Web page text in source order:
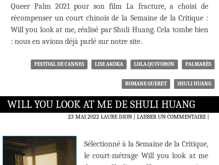
Queer Palm 2021 pour son film La fracture, a choisi de
récompenser un court chinois de la Semaine de la Critique :
Will you look at me, réalisé par Shuli Huang. Cela tombe bien
: nous en avions déjà parlé sur notre site.
FESTIVAL DE CANNES LISE AKOKA LOLA QUIVORON PALMARÈS
ROMANE GUERET SHULI HUANG
WILL YOU LOOK AT ME DE SHULI HUANG
23 MAI 2022 LAURE DION LAISSER UN COMMENTAIRE|
Sélectionné à la Semaine de la Critique,
le court-métrage Will you look at me